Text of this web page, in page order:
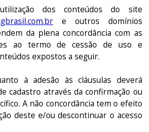
dos conteúdos do site
e outros domínios
da plena concordância com as
ao termo de cessão de uso e
expostos a seguir.
à adesão às cláusulas deverá
cadastro através da confirmação ou
A não concordância tem o efeito
deste e/ou descontinuar o acesso